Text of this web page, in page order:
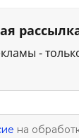
-
на